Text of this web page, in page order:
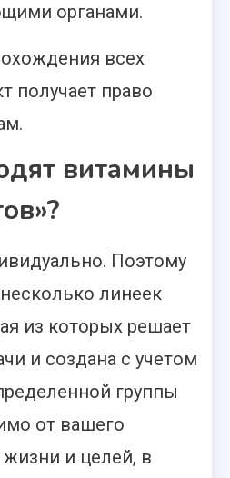
органами.
всех
получает право
витамины
Поэтому
линеек
из которых решает
и создана с учетом
группы
от вашего
жизни и целей, в